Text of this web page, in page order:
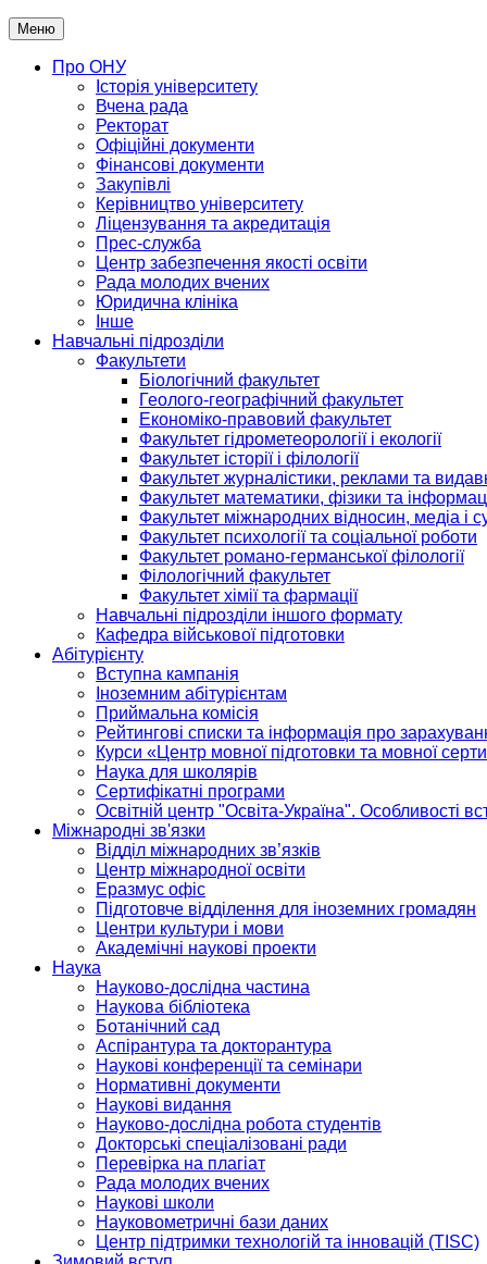
Меню
Про ОНУ
Історія університету
Вчена рада
Ректорат
Офіційні документи
Фінансові документи
Закупівлі
Керівництво університету
Ліцензування та акредитація
Прес-служба
Центр забезпечення якості освіти
Рада молодих вчених
Юридична клініка
Інше
Навчальні підрозділи
Факультети
Біологічний факультет
Геолого-географічний факультет
Економіко-правовий факультет
Факультет гідрометеорології і екології
Факультет історії і філології
Факультет журналістики, реклами та
Факультет математики, фізики та
Факультет міжнародних відносин, медіа і
Факультет психології та соціальної роботи
Факультет романо-германської філології
Філологічний факультет
Факультет хімії та фармації
Навчальні підрозділи іншого формату
Кафедра військової підготовки
Абітурієнту
Вступна кампанія
Іноземним абітурієнтам
Приймальна комісія
Рейтингові списки та інформація про
Курси «Центр мовної підготовки та мовної
Наука для школярів
Сертифікатні програми
Освітній центр "Освіта-Україна". Особливості
Міжнародні зв'язки
Відділ міжнародних зв’язків
Центр міжнародної освіти
Еразмус офіс
Підготовче відділення для іноземних громадян
Центри культури і мови
Академічні наукові проекти
Наука
Науково-дослідна частина
Наукова бібліотека
Ботанічний сад
Аспірантура та докторантура
Наукові конференції та семінари
Нормативні документи
Наукові видання
Науково-дослідна робота студентів
Докторські спеціалізовані ради
Перевірка на плагіат
Рада молодих вчених
Наукові школи
Науковометричні бази даних
Центр підтримки технологій та інновацій (TISC)